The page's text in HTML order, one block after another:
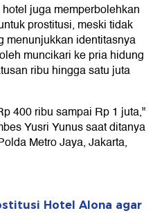
juga memperbolehkan
prostitusi, meski tidak
menunjukkan identitasnya
muncikari ke pria hidung
ribu hingga satu juta
400 ribu sampai Rp 1 juta,"
Yusri Yunus saat ditanya
Metro Jaya, Jakarta,
Hotel Alona agar